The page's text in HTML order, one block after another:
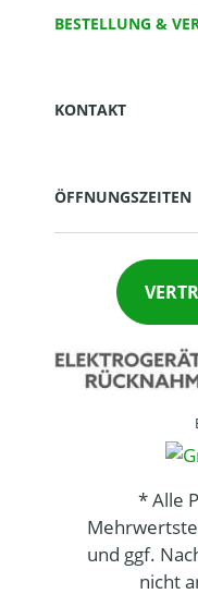
BESTELLUNG &
KONTAKT
ÖFFNUNGSZEITEN
* Alle
und ggf.
nicht